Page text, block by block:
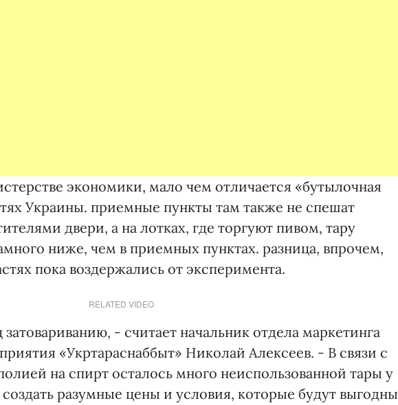
экономики, мало чем отличается «бутылочная
Украины. приемные пункты там также не спешат
двери, а на лотках, где торгуют пивом, тару
ниже, чем в приемных пунктах. разница, впрочем,
пока воздержались от эксперимента.
RELATED VIDEO
- считает начальник отдела маркетинга
«Укртараснаббыт» Николай Алексеев. - В связи с
на спирт осталось много неиспользованной тары у
разумные цены и условия, которые будут выгодны